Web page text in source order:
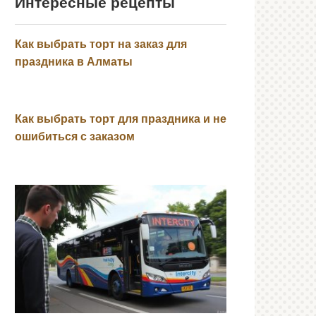
Как выбрать торт на заказ для
праздника в Алматы
Как выбрать торт для праздника и не
ошибиться с заказом